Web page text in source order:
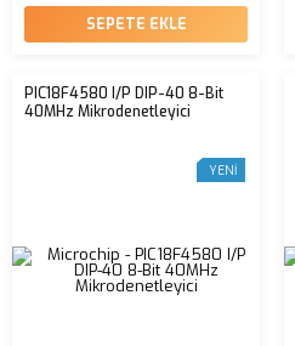
SEPETE EKLE
PIC18F4580 I/P DIP-40 8-Bit
40MHz Mikrodenetleyici
YENI